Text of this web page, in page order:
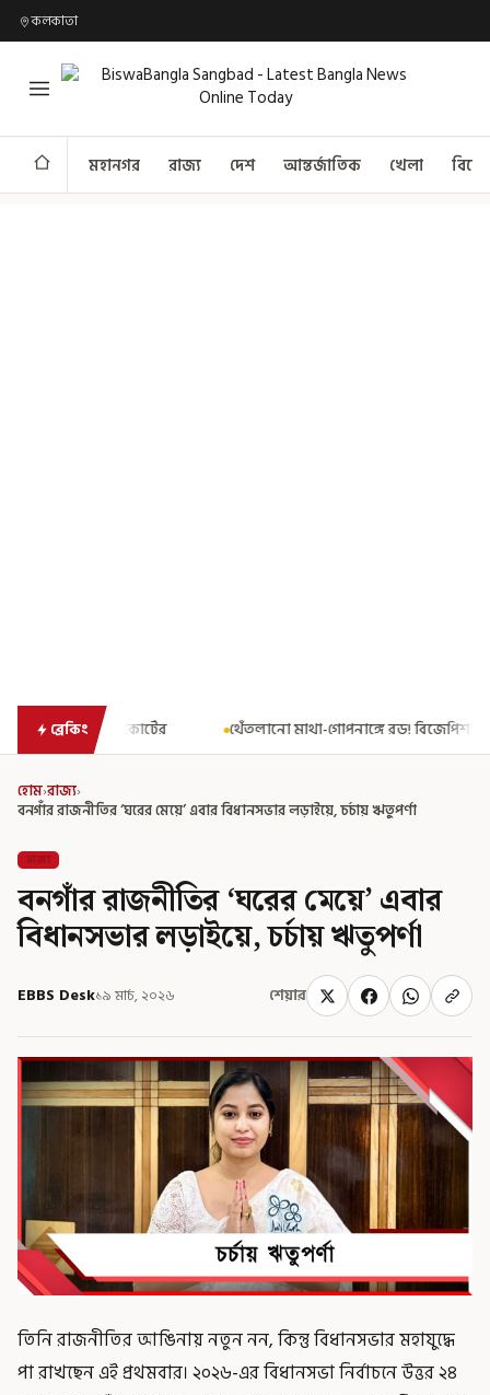
কলকাতা
মহানগর রাজ্য দেশ আন্তর্জাতিক খেলা
ব্রেকিং
থেঁতলানো মাথা-গোপনাঙ্গে রড! বিজেপিশাসিত অসমে নাবালিকার নৃশংস
হোম›রাজ্য›
বনগাঁর রাজনীতির ‘ঘরের মেয়ে’ এবার বিধানসভার লড়াইয়ে, চর্চায় ঋতুপর্ণা
রাজ্য
বনগাঁর রাজনীতির ‘ঘরের মেয়ে’ এবার
বিধানসভার লড়াইয়ে, চর্চায় ঋতুপর্ণা
EBBS Desk১৯ মার্চ, ২০২৬ শেয়ার
তিনি রাজনীতির আঙিনায় নতুন নন, কিন্তু বিধানসভার মহাযুদ্ধে
পা রাখছেন এই প্রথমবার। ২০২৬-এর বিধানসভা নির্বাচনে উত্তর ২৪